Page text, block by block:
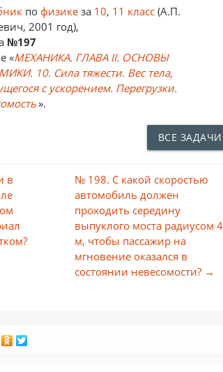
пофизикеза 10, 11 класс (А.П.
2001 год),
№197
«МЕХАНИКА. ГЛАВА II. ОСНОВЫ
10. Сила тяжести. Вес тела,
с ускорением. Перегрузки.
».
ВСЕ ЗАДАЧИ
в
№ 198. С какой скоростью
автомобиль должен
проходить середину
выпуклого моста радиусом
м, чтобы пассажир на
мгновение оказался в
состоянии невесомости? →